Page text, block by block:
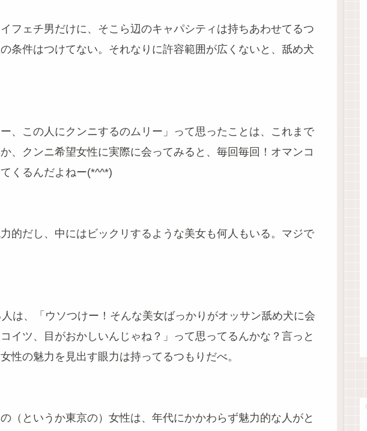
フェチ男だけに、そこら辺のキャパシティは持ちあわせてるつ
条件はつけてない。それなりに許容範囲が広くないと、舐め犬
、この人にクンニするのムリー」って思ったことは、これまで
、クンニ希望女性に実際に会ってみると、毎回毎回！オマンコ
くるんだよねー(*^^*)
的だし、中にはビックリするような美女も何人もいる。マジで
は、「ウソつけー！そんな美女ばっかりがオッサン舐め犬に会
イツ、目がおかしいんじゃね？」って思ってるんかな？言っと
性の魅力を見出す眼力は持ってるつもりだべ。
（というか東京の）女性は、年代にかかわらず魅力的な人がと